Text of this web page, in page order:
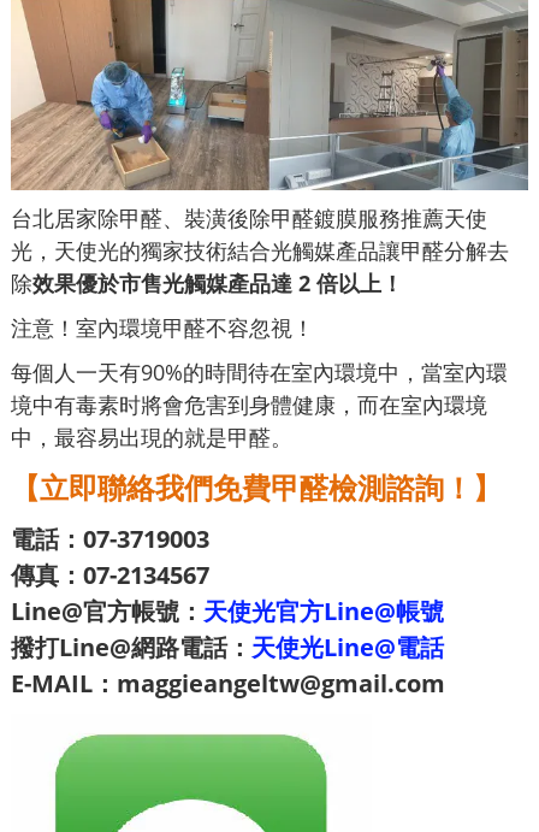
台北居家除甲醛、裝潢後除甲醛鍍膜服務推薦天使
光，天使光的獨家技術結合光觸媒產品讓甲醛分解去
除效果優於市售光觸媒產品達 2 倍以上！
注意！室內環境甲醛不容忽視！
每個人一天有90%的時間待在室內環境中，當室內環
境中有毒素时將會危害到身體健康，而在室內環境
中，最容易出現的就是甲醛。
【立即聯絡我們免費甲醛檢測諮詢！】
電話：07-3719003
傳真：07-2134567
Line@官方帳號： 天使光官方Line@帳號
撥打Line@網路電話： 天使光Line@電話
E-MAIL：maggieangeltw@gmail.com